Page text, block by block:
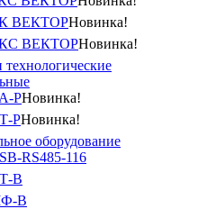
ВЕКТОРНовинка!
ВЕКТОРНовинка!
РНовинка!
РНовинка!
оборудование
RS485-116
В
В